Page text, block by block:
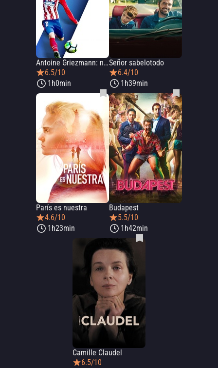
Antoine Griezmann: nace una leyenda
6.5/10
1h0min
Señor sabelotodo
6.4/10
1h39min
París es nuestra
4.6/10
1h23min
Budapest
5.5/10
1h42min
Camille Claudel
6.5/10